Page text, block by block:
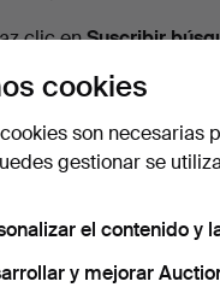
clic enSuscribir
archivo
cookies
son necesarias
gestionar se
el contenido y
y mejorar